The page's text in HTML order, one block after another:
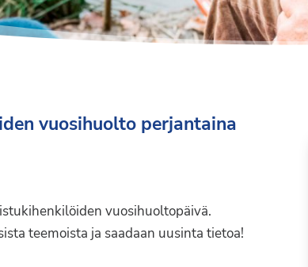
vuosihuolto perjantaina
vuosihuoltopäivä.
teemoista ja saadaan uusinta tietoa!